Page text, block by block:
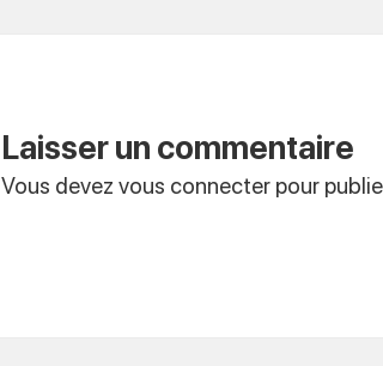
Laisser un commentaire
Vous devezvous connecter pour